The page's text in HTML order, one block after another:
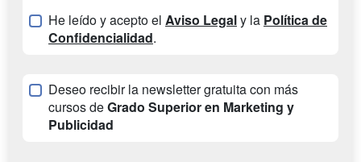
He leído y acepto el Aviso Legaly la Política de
Confidencialidad.
Deseo recibir la newsletter gratuita con más
cursos deGrado Superior en Marketing y
Publicidad